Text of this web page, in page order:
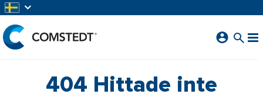
404 Hittade inte